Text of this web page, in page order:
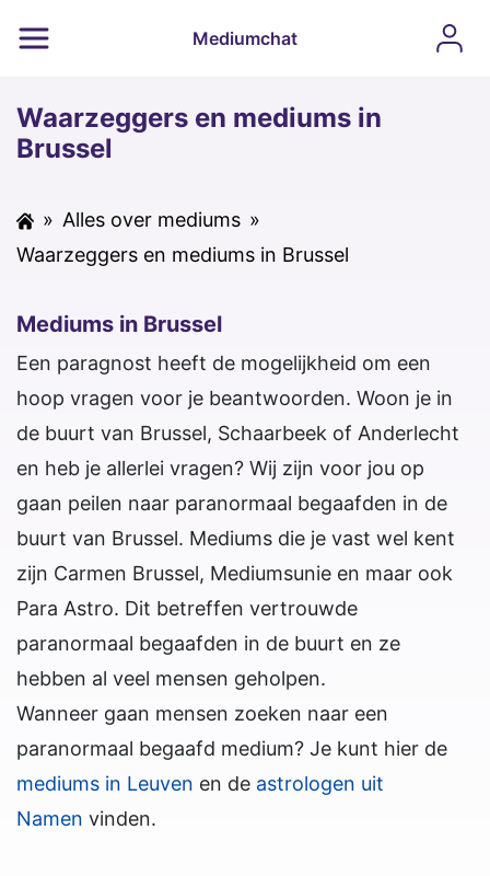
Mediumchat
Waarzeggers en mediums in
Brussel
» Alles over mediums »
Waarzeggers en mediums in Brussel
Mediums in Brussel
Een paragnost heeft de mogelijkheid om een
hoop vragen voor je beantwoorden. Woon je in
de buurt van Brussel, Schaarbeek of Anderlecht
en heb je allerlei vragen? Wij zijn voor jou op
gaan peilen naar paranormaal begaafden in de
buurt van Brussel. Mediums die je vast wel kent
zijn Carmen Brussel, Mediumsunie en maar ook
Para Astro. Dit betreffen vertrouwde
paranormaal begaafden in de buurt en ze
hebben al veel mensen geholpen.
Wanneer gaan mensen zoeken naar een
paranormaal begaafd medium? Je kunt hier de
mediums in Leuven en de astrologen uit
Namen vinden.